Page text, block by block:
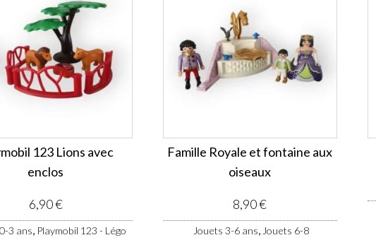
123 Lions avec
enclos
6,90€
3 ans, Playmobil 123 - Légo
Famille Royale et fontaine aux
oiseaux
8,90€
Jouets 3-6 ans, Jouets 6-8